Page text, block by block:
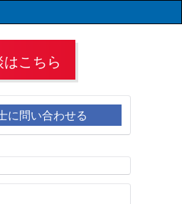
こちら
に問い合わせる